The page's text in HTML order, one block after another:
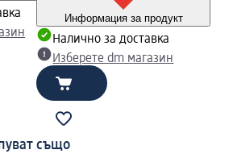
Информация за продукт
Налично за доставка
Изберете dm магазин
също